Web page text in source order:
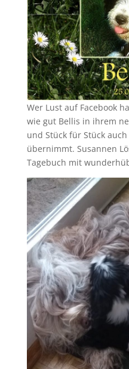
Wer Lust auf Facebook
wie gut Bellis in ihrem
und Stück für Stück
übernimmt. Susannen
Tagebuch mit